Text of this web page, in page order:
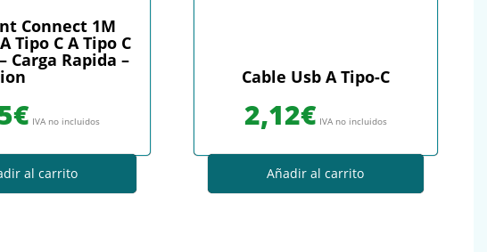
Connect 1M
Tipo C A Tipo C
Carga Rapida –
€ IVA no incluidos
al carrito
Cable Usb A Tipo-C
2,12€ IVA no incluidos
Añadir al carrito